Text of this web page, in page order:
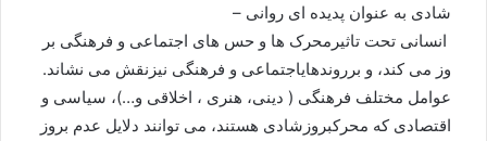
شادی به عنوان پدیده ای روانی –
انسانی تحت تاثیرمحرک ها و حس های اجتماعی و فرهنگی بر
وز می کند، و برروندهایاجتماعی و فرهنگی نیزنقش می نشاند.
عوامل مختلف فرهنگی ( دینی، هنری ، اخلاقی و…)، سیاسی و
اقتصادی که محرکبروزشادی هستند، می توانند دلایل عدم بروز